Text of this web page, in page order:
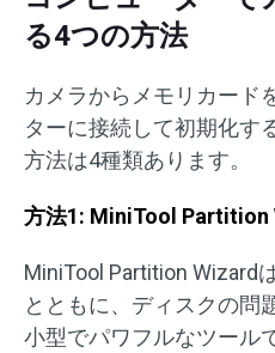
る4つの方法
カメラからメモリカード
ターに接続して初期化す
方法は4種類あります。
方法1: MiniTool Partition
MiniTool Partition Wizard
とともに、ディスクの問
小型でパワフルなツール